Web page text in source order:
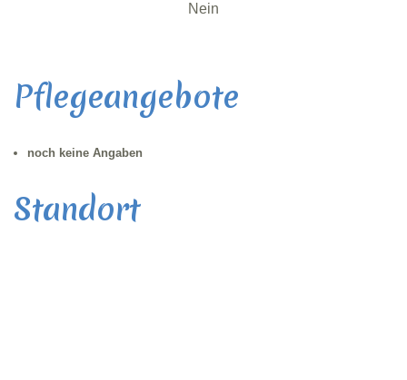
Nein
Pflegeangebote
noch keine Angaben
Standort